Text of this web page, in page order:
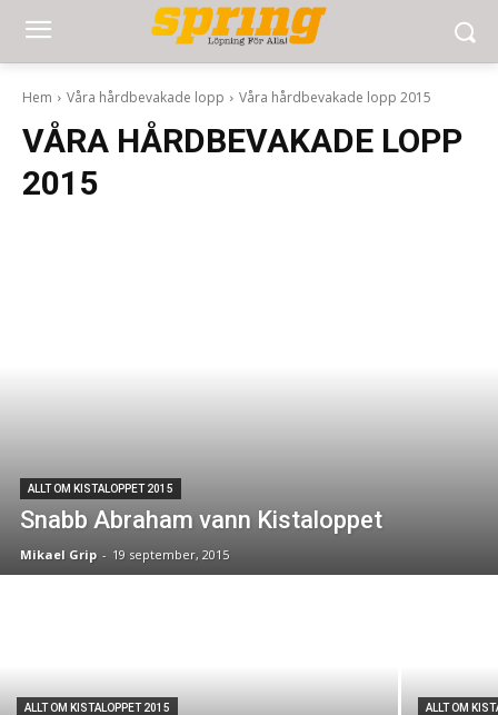
Hem Våra hårdbevakade lopp Våra hårdbevakade lopp 2015
VÅRA HÅRDBEVAKADE LOPP
2015
ALLT OM KISTALOPPET 2015
Snabb Abraham vann Kistaloppet
Mikael Grip - 19 september, 2015
ALLT OM KISTALOPPET 2015 ALLT OM